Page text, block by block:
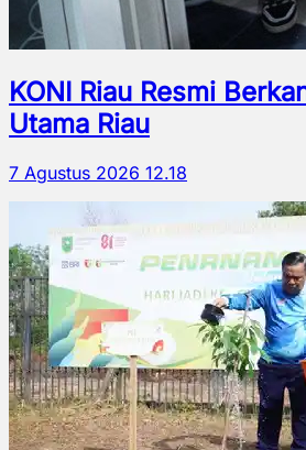
KONI Riau Resmi
Utama Riau
7 Agustus 2026 12.18